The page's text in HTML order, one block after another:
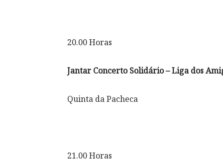
20.00 Horas
Jantar Concerto Solidário – Liga dos
Quinta da Pacheca
21.00 Horas